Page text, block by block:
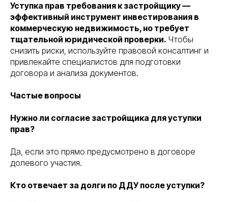
Уступка прав требования к застройщику —
эффективный инструмент инвестирования в
коммерческую недвижимость, но требует
тщательной юридической проверки. Чтобы
снизить риски, используйте правовой консалтинг и
привлекайте специалистов для подготовки
договора и анализа документов.
Частые вопросы
Нужно ли согласие застройщика для уступки
прав?
Да, если это прямо предусмотрено в договоре
долевого участия.
Кто отвечает за долги по ДДУ после уступки?